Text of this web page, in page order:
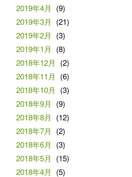
2019年4月
(9)
2019年3月
(21)
2019年2月
(3)
2019年1月
(8)
2018年12月
(2)
2018年11月
(6)
2018年10月
(3)
2018年9月
(9)
2018年8月
(12)
2018年7月
(2)
2018年6月
(3)
2018年5月
(15)
2018年4月
(5)